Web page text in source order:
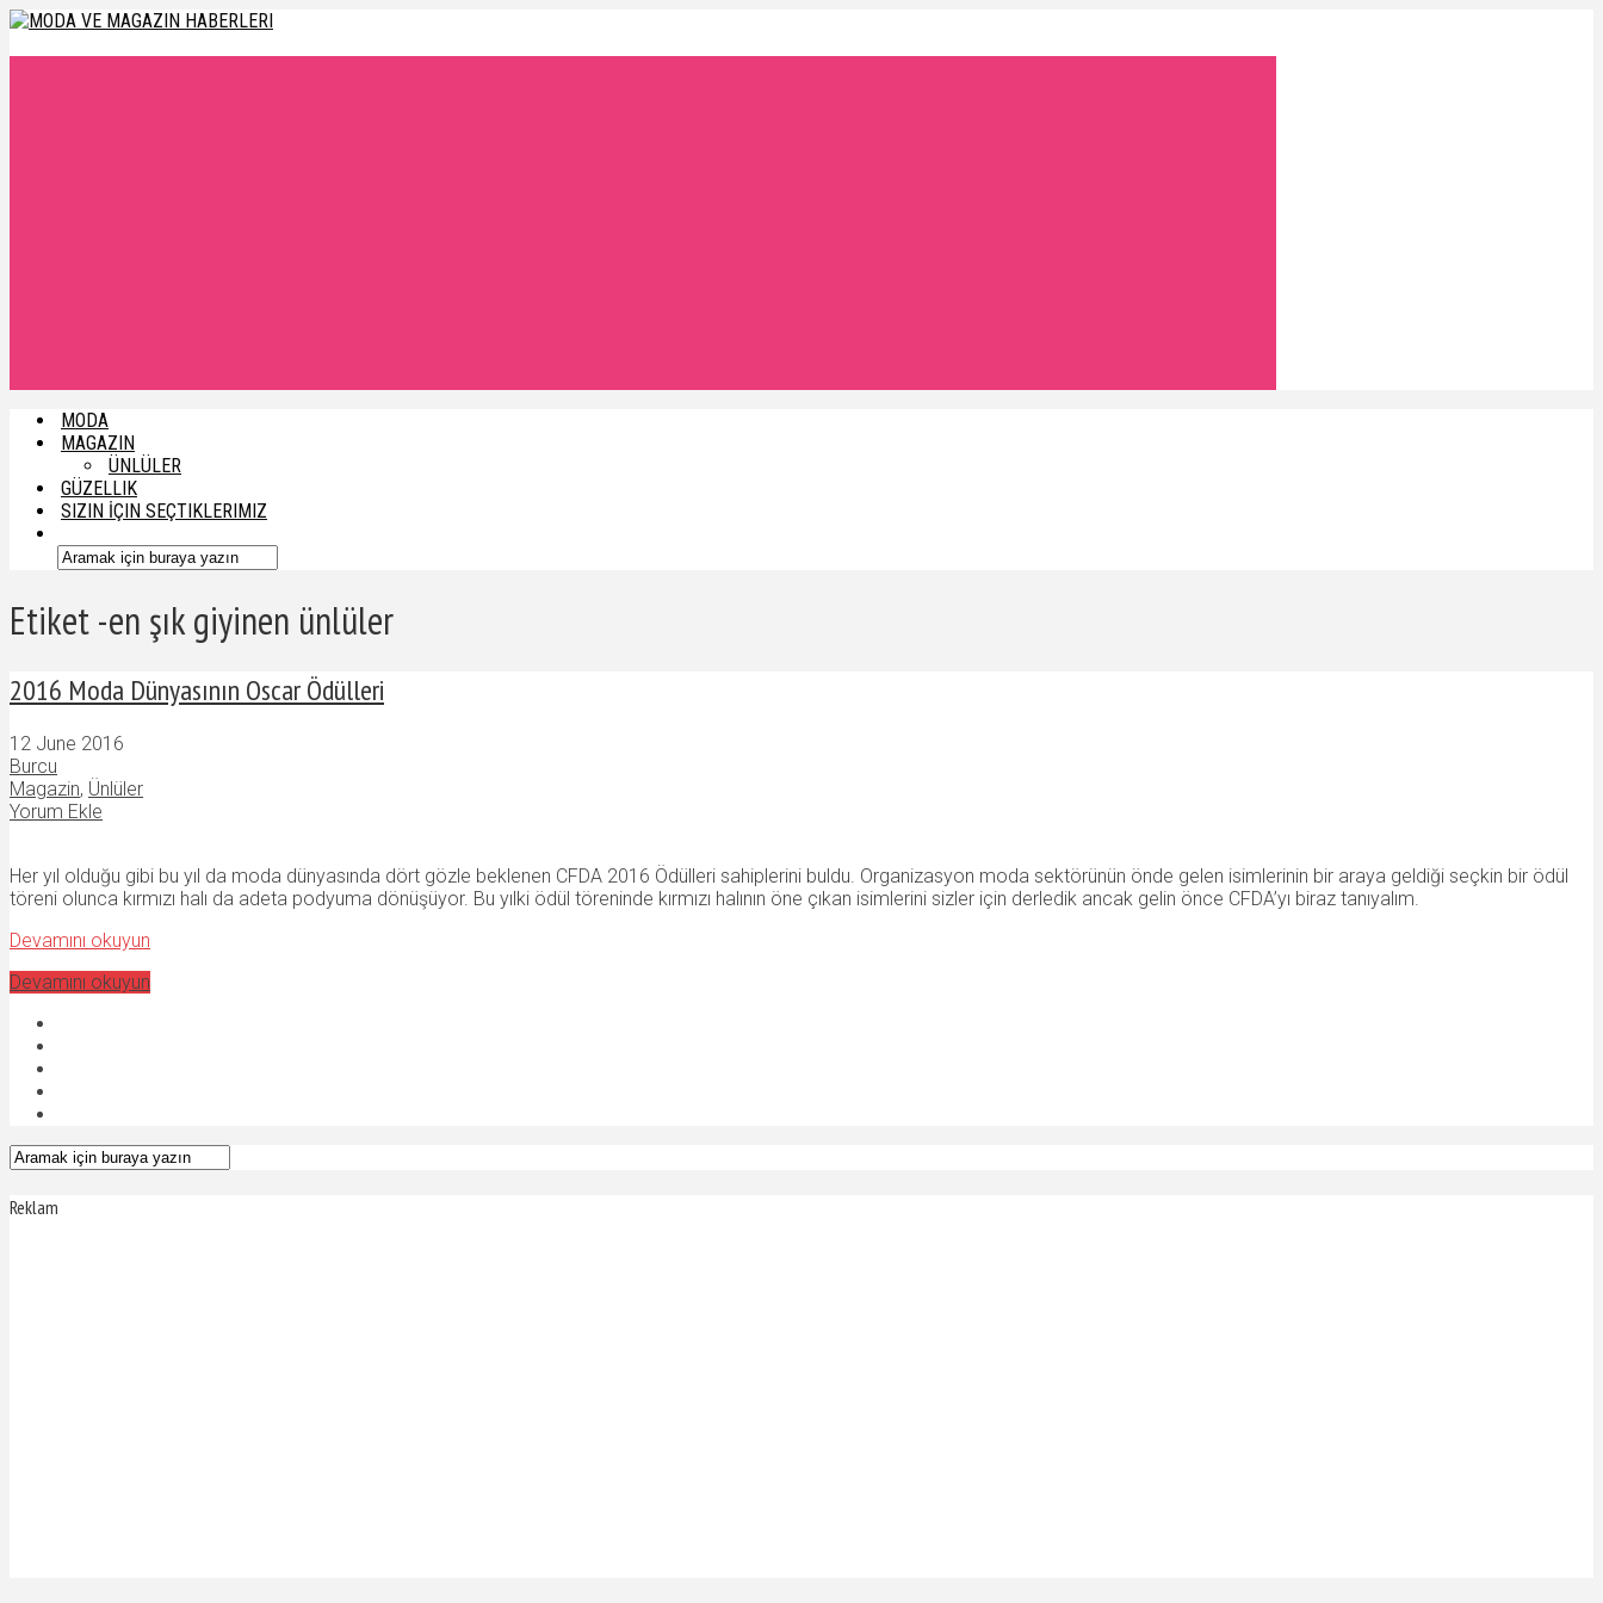
MODA
MAGAZIN
ÜNLÜLER
GÜZELLIK
SIZIN İÇIN SEÇTIKLERIMIZ
Etiket -en şık giyinen ünlüler
2016 Moda Dünyasının Oscar Ödülleri
12 June 2016
Burcu
Magazin, Ünlüler
Yorum Ekle
Her yıl olduğu gibi bu yıl da moda dünyasında dört gözle beklenen CFDA 2016 Ödülleri sahiplerini buldu. Organizasyon moda sektörünün önde gelen isimlerinin bir araya geldiği seçkin bir ödül
töreni olunca kırmızı halı da adeta podyuma dönüşüyor. Bu yılki ödül töreninde kırmızı halının öne çıkan isimlerini sizler için derledik ancak gelin önce CFDA’yı biraz tanıyalım.
Devamını okuyun
Devamını okuyun
Reklam